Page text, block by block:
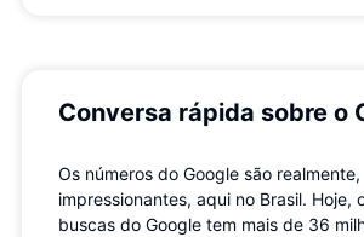
Conversa rápida sobre o
Os números do Google são realmente,
impressionantes, aqui no Brasil. Hoje,
buscas do Google tem mais de 36